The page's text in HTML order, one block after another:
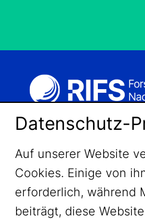
Datenschutz-
Auf unserer Website
Cookies. Einige von
erforderlich, während
beiträgt, diese